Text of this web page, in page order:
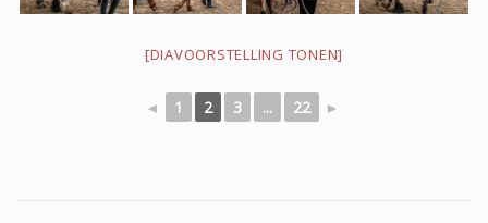
2020
[DIAVOORSTELLING TONEN]
◄ 1 2 3 ... 22 ►